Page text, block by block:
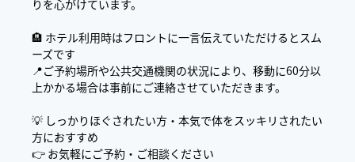
りを心がけています。
🏨 ホテル利用時はフロントに一言伝えていただけるとスム
ーズです
📍ご予約場所や公共交通機関の状況により、移動に60分以
上かかる場合は事前にご連絡させていただきます。
💡 しっかりほぐされたい方・本気で体をスッキリされたい
方におすすめ
👉 お気軽にご予約・ご相談ください